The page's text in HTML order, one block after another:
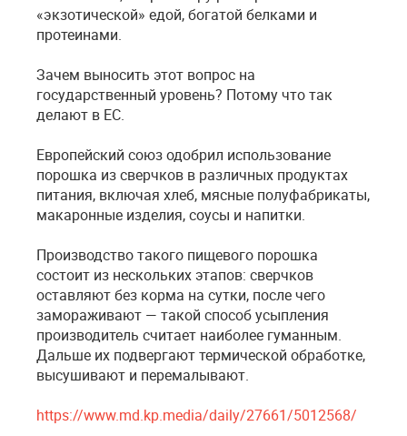
«экзотической» едой, богатой белками и
протеинами.
Зачем выносить этот вопрос на
государственный уровень? Потому что так
делают в ЕС.
Европейский союз одобрил использование
порошка из сверчков в различных продуктах
питания, включая хлеб, мясные полуфабрикаты,
макаронные изделия, соусы и напитки.
Производство такого пищевого порошка
состоит из нескольких этапов: сверчков
оставляют без корма на сутки, после чего
замораживают — такой способ усыпления
производитель считает наиболее гуманным.
Дальше их подвергают термической обработке,
высушивают и перемалывают.
https://www.md.kp.media/daily/27661/5012568/